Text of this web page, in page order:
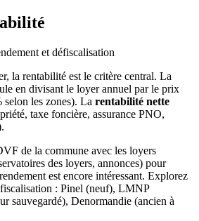
et défiscalisation
la rentabilité est le critère central. La
en divisant le loyer annuel par le prix
les zones). La rentabilité nette
taxe foncière, assurance PNO,
de la commune avec les loyers
des loyers, annonces) pour
est encore intéressant. Explorez
: Pinel (neuf), LMNP
sauvegardé), Denormandie (ancien à